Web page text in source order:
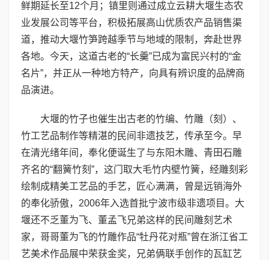
鲜期延长至12个月；镇里则通过成立云耕大堰生态农
业发展公司等平台，积极拓展高山优质农产品销售渠
道，推动大堰竹笋跨越季节与地域的限制，奔赴世界
各地。今天，这道古老的“长羹”已成为富民兴村的“金
名片”，并正从一种地方特产，向具有辨识度的品牌商
品演进。
大堰的竹子也催生出古老的竹编、竹雕（刻）、
竹工艺品制作等精湛的民间非遗技艺，传承至今。早
在清光绪年间，奉化便诞生了与东阳木雕、青田石雕
齐名的“翻簧竹刻”，这门取大毛竹内壁竹簧，经雕刻彩
绘制成精美工艺品的手艺，匠心满满，曾是远销海外
的奉化骄傲，2006年入选首批宁波市级非遗项目。大
堰还不乏董为飞、董孟飞兄弟这样的民间雕刻艺术
家，哥哥董为飞的竹雕作品“牡丹花对瓶”曾在浙江省工
艺美术作品展中荣获金奖，兄弟俩联手创作的瓦缸艺